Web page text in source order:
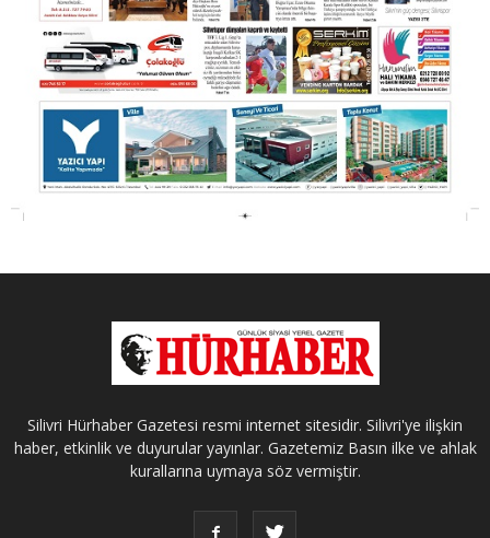
Silivri Hürhaber Gazetesi resmi internet sitesidir. Silivri'ye ilişkin
haber, etkinlik ve duyurular yayınlar. Gazetemiz Basın ilke ve ahlak
kurallarına uymaya söz vermiştir.